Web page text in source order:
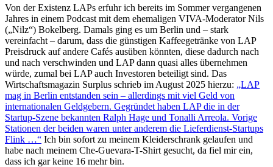
Von der Existenz LAPs erfuhr ich bereits im Sommer vergangenen
Jahres in einem Podcast mit dem ehemaligen VIVA-Moderator Nils
(„Nilz“) Bokelberg. Damals ging es um Berlin und – stark
vereinfacht – darum, dass die günstigen Kaffeegetränke von LAP
Preisdruck auf andere Cafés ausüben könnten, diese dadurch nach
und nach verschwinden und LAP dann quasi alles übernehmen
würde, zumal bei LAP auch Investoren beteiligt sind. Das
Wirtschaftsmagazin Surplus schrieb im August 2025 hierzu: „LAP
mag in Berlin entstanden sein – allerdings mit viel Geld von
internationalen Geldgebern. Gegründet haben LAP die in der
Startup-Szene bekannten Ralph Hage und Tonalli Arreola. Vorige
Stationen der beiden waren unter anderem die Lieferdienst-Startups
Flink …“ Ich bin sofort zu meinem Kleiderschrank gelaufen und
habe nach meinem Che-Guevara-T-Shirt gesucht, da fiel mir ein,
dass ich gar keine 16 mehr bin.